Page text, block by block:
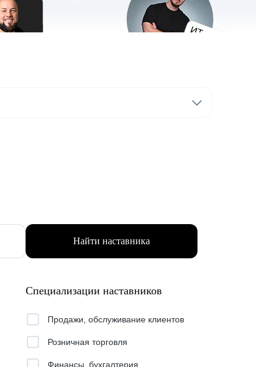
Найти наставника
Специализации наставников
Продажи, обслуживание клиентов
Розничная торговля
Финансы, бухгалтерия